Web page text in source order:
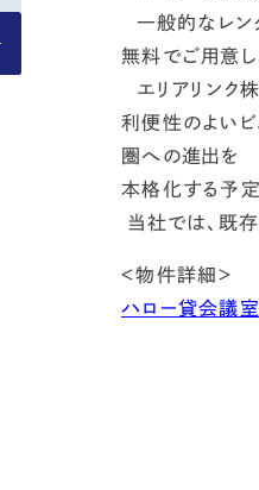
一般的なレン
無料でご用意し
エリアリンク
利便性のよい
圏への進出を
本格化する予定
当社では、既
＜物件詳細＞
ハロー貸会議